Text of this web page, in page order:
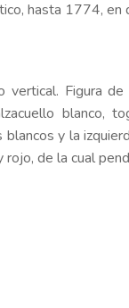
hasta 1774, en
vertical. Figura
blanco,
blancos y la
rojo, de la cual